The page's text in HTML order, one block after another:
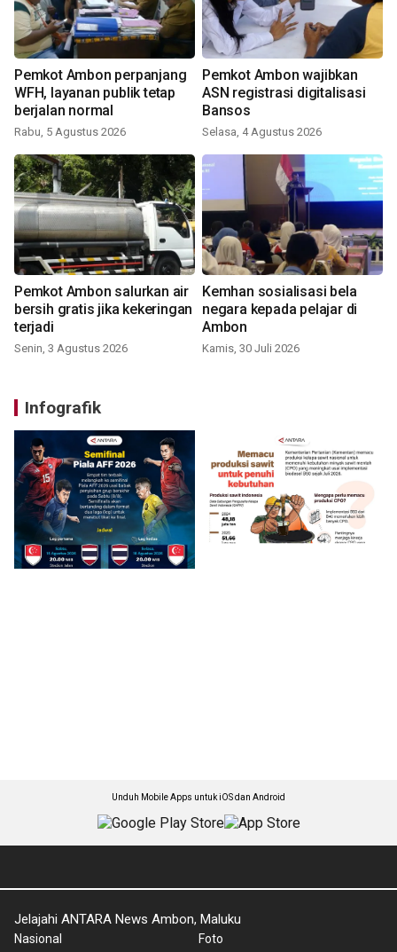
Pemkot Ambon perpanjang
WFH, layanan publik tetap
berjalan normal
Rabu, 5 Agustus 2026
Pemkot Ambon wajibkan
ASN registrasi digitalisasi
Bansos
Selasa, 4 Agustus 2026
Pemkot Ambon salurkan air
bersih gratis jika kekeringan
terjadi
Senin, 3 Agustus 2026
Kemhan sosialisasi bela
negara kepada pelajar di
Ambon
Kamis, 30 Juli 2026
Infografik
Unduh Mobile Apps untuk iOS dan Android
Jelajahi ANTARA News Ambon, Maluku
Nasional Foto